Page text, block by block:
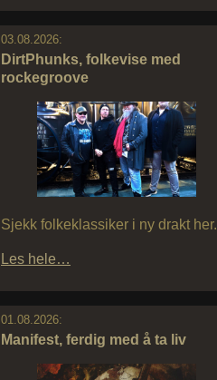
03.08.2026:
DirtPhunks, folkevise med
rockegroove
Sjekk folkeklassiker i ny drakt her.
Les hele…
01.08.2026:
Manifest, ferdig med å ta liv